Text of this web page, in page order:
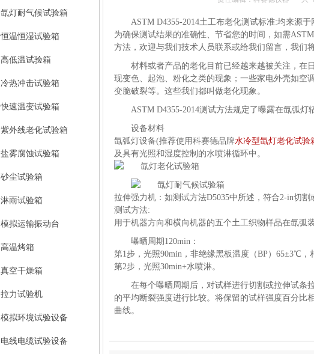
氙灯耐气候试验箱
恒温恒湿试验箱
高低温试验箱
冷热冲击试验箱
快速温变试验箱
紫外线老化试验箱
盐雾腐蚀试验箱
砂尘试验箱
淋雨试验箱
模拟运输振动台
高温烤箱
真空干燥箱
拉力试验机
模拟环境试验设备
电线电缆试验设备
ASTM D4355-2014土工布老化测试标准:均来源于
为确保测试结果的准确性、节省您的时间，如需
方法，欢迎与我们技术人员联系或给我们留言，我们
材料或者产品的老化目前已经越来越被关注，在
现变色、起泡、粉化之类的现象；一些家电外壳如空
变脆破裂等。这些我们都叫做老化现象。
ASTM D4355-2014测试方法规定了曝露在氙弧灯
设备材料
氙弧灯设备(推荐使用科赛德品牌水冷型氙灯老化试验
及具有光照和湿度控制的水喷淋循环中。
拉伸强力机：如测试方法D5035中所述，符合2-in切割
测试方法:
用于机器方向和横向机器的五个土工织物样品在氙弧
曝晒周期120min：
第1步，光照90min，非绝缘黑板温度（BP）65±3℃，
第2步，光照30min+水喷淋。
在每个曝晒周期后，对试样进行切割或拉伸试条
的平均断裂强度进行比较。将保留的试样强度百分比
曲线。